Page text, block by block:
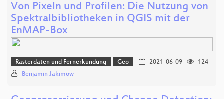
Von Pixeln und Profilen: Die Nutzung von
Spektralbibliotheken in QGIS mit der
EnMAP-Box
Rasterdaten und Fernerkundung Geo 2021-06-09
124
Benjamin Jakimow